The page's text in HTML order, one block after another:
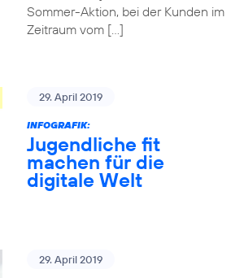
Sommer-Aktion, bei der Kunden im
Zeitraum vom […]
29. April 2019
INFOGRAFIK:
Jugendliche fit
machen für die
digitale Welt
29. April 2019